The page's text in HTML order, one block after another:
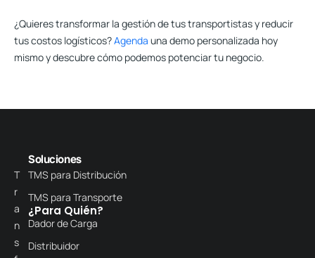
¿Quieres transformar la gestión de tus transportistas y reducir
tus costos logísticos?Agenda una demo personalizada hoy
mismo y descubre cómo podemos potenciar tu negocio.
T
r
a
n
s
Soluciones
TMS para Distribución
TMS para Transporte
¿Para Quién?
Dador de Carga
Distribuidor